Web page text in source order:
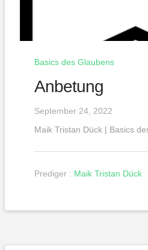
Basics des Glaubens
Anbetung
September 24, 2022
Maik Tristan Dück | Basics
Prediger : Maik Tristan Dück